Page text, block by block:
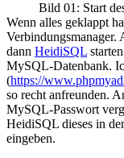
Bild 01: Start
Wenn alles geklappt
Verbindungsmanager.
dann HeidiSQL
MySQL-Datenbank.
(https://
so recht anfreunden.
MySQL-Passwort
HeidiSQL dieses in
eingeben.